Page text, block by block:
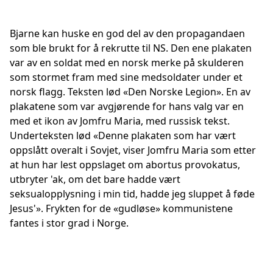
Bjarne kan huske en god del av den propagandaen
som ble brukt for å rekrutte til NS. Den ene plakaten
var av en soldat med en norsk merke på skulderen
som stormet fram med sine medsoldater under et
norsk flagg. Teksten lød «Den Norske Legion». En av
plakatene som var avgjørende for hans valg var en
med et ikon av Jomfru Maria, med russisk tekst.
Underteksten lød «Denne plakaten som har vært
oppslått overalt i Sovjet, viser Jomfru Maria som etter
at hun har lest oppslaget om abortus provokatus,
utbryter 'ak, om det bare hadde vært
seksualopplysning i min tid, hadde jeg sluppet å føde
Jesus'». Frykten for de «gudløse» kommunistene
fantes i stor grad i Norge.